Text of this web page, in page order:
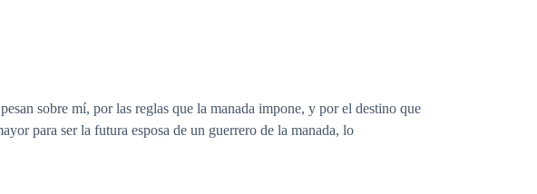
sobre mí, por las reglas que la manada impone, y por el destino que
para ser la futura esposa de un guerrero de la manada, lo